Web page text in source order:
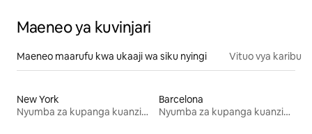
Maeneo ya kuvinjari
Maeneo maarufu kwa ukaaji wa siku nyingi Vituo vya karibu
New York
Nyumba za kupanga kuanzia mwezi mmoja
Barcelona
Nyumba za kupanga kuanzia mwezi mmoja